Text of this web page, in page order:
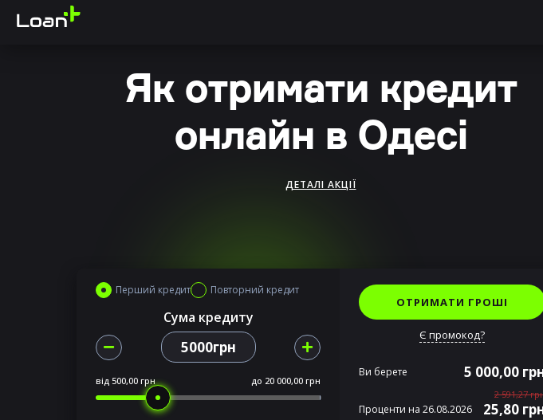
Як отримати кредит
онлайн в Одесі
ДЕТАЛІ АКЦІЇ
Перший кредит Повторний кредит
Сума кредиту
5000грн
від 500,00 грн до 20 000,00 грн
ОТРИМАТИ ГРОШІ
Є промокод?
Ви берете 5 000,00
2 591,27
Проценти на 26.08.2026 25,80